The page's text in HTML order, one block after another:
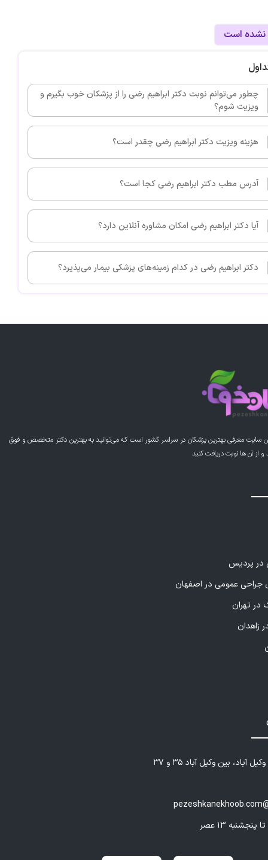
نشده است
چطور می‌توانم نوبت دکتر ابراهیم رضی را از پزشکان خوب بگیرم و
ویزیت شوم؟
هزینه ویزیت دکتر ابراهیم رضی چقدر است؟
آدرس مطب دکتر ابراهیم رضی کجا است؟
آیا دکتر ابراهیم رضی امکان مشاوره آنلاین دارد؟
دکتر ابراهیم رضی در کدام زمینه‌های پزشکی بیمار می‌پذیرد؟
سایت معرفی بهترین پزشکان در سراسر کشور است که می‌توانید به بهترین دکتر متخصص و فوق
آن ها نوبت دریافت کنید
در پردیس
عمومی در اصفهان
در تهران
زاهدان
آباد، بین وکیل آباد ۳۵ و ۳۷